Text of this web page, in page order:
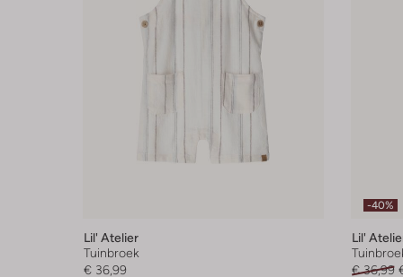
Lil' Atelier
Tuinbroek
€ 36,99
-40%
Lil'
€ 36,99